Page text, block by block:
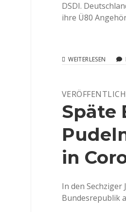
DSDI.
ihre Ü80
WEITERLESEN DSDI.
Späte
in
In den
Bundesrepublik